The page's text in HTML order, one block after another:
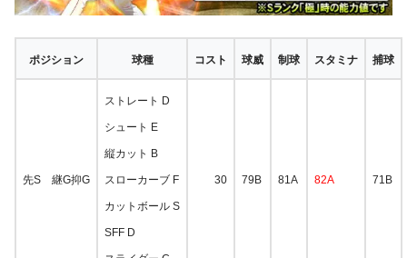
ポジション 球種 コスト 球威 制球 スタミナ 捕球
先S 継G抑G
ストレート D
シュート E
縦カット B
スローカーブ F
カットボール S
SFF D
30 79B 81A 82A 71B